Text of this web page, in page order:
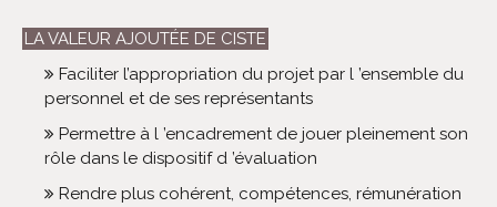
LA VALEUR AJOUTÉE DE CISTE
Faciliter l’appropriation du projet par l ’ensemble du
personnel et de ses représentants
Permettre à l ’encadrement de jouer pleinement son
rôle dans le dispositif d ’évaluation
Rendre plus cohérent, compétences, rémunération